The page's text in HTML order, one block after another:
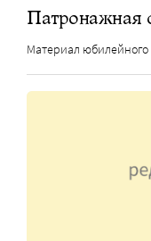
Патронажная
Материал юбилейного